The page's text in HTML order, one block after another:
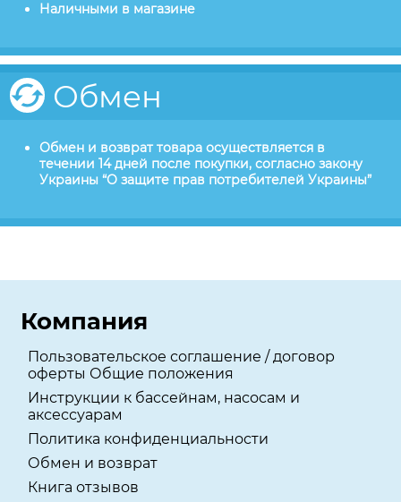
Наличными в магазине
Обмен
Обмен и возврат товара осуществляется в
течении 14 дней после покупки, согласно закону
Украины “О защите прав потребителей Украины”
Компания
Пользовательское соглашение / договор
оферты Общие положения
Инструкции к бассейнам, насосам и
аксессуарам
Политика конфиденциальности
Обмен и возврат
Книга отзывов